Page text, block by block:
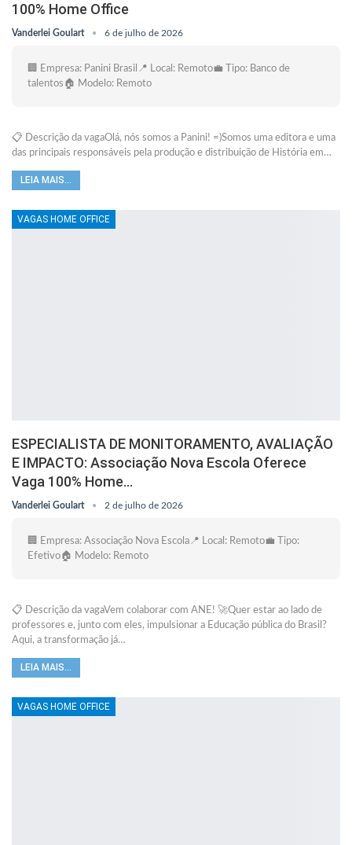
100% Home Office
Vanderlei Goulart 6 de julho de 2026
🏢 Empresa: Panini Brasil📍 Local: Remoto💼 Tipo: Banco de
talentos🏠 Modelo: Remoto
📋 Descrição da vagaOlá, nós somos a Panini! =)Somos uma editora e uma
das principais responsáveis pela produção e distribuição de História em…
LEIA MAIS...
VAGAS HOME OFFICE
ESPECIALISTA DE MONITORAMENTO, AVALIAÇÃO
E IMPACTO: Associação Nova Escola Oferece
Vaga 100% Home…
Vanderlei Goulart 2 de julho de 2026
🏢 Empresa: Associação Nova Escola📍 Local: Remoto💼 Tipo:
Efetivo🏠 Modelo: Remoto
📋 Descrição da vagaVem colaborar com ANE! 🚀Quer estar ao lado de
professores e, junto com eles, impulsionar a Educação pública do Brasil?
Aqui, a transformação já…
LEIA MAIS...
VAGAS HOME OFFICE